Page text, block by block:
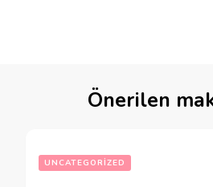
Önerilen
UNCATEGORIZED